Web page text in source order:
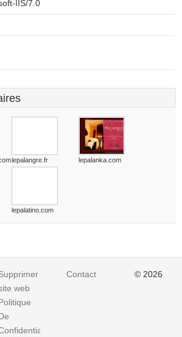
IIS/7.0
lepalangre.fr lepalanka.com
lepalatino.com
web
Contact © 2026